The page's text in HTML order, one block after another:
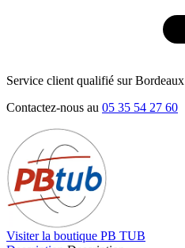
Service client qualifié sur Bordeaux
Contactez-nous au 05 35 54 27 60
Visiter la boutique PB TUB